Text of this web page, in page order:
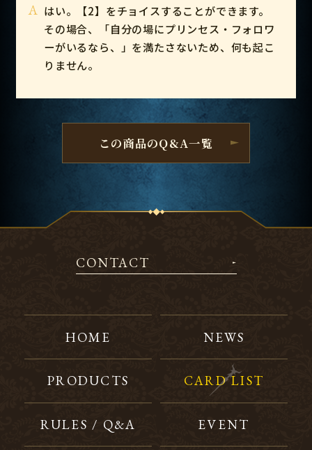
A はい。【2】をチョイスすることができます。
その場合、「自分の場にプリンセス・フォロワ
ーがいるなら、」を満たさないため、何も起こ
りません。
この商品のQ&A一覧
CONTACT
HOME NEWS
PRODUCTS CARD LIST
RULES / Q&A EVENT